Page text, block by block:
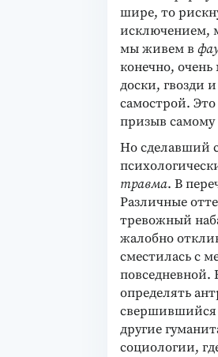
шире, то
исключением,
мы живем в
конечно, очень
доски, гвозди
самострой.
призыв
Но сделавший
травма. В
Различные
тревожный
жалобно
сместилась с
повседневной.
определять
свершившийся
другие
социологии,